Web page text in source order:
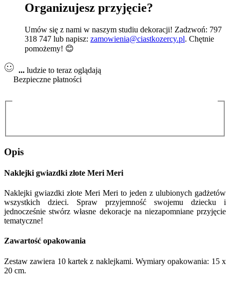
Organizujesz przyjęcie?
Umów się z nami w naszym studiu dekoracji! Zadzwoń: 797
318 747 lub napisz: zamowienia@ciastkozercy.pl. Chętnie
pomożemy! 😊
... ludzie to teraz oglądają
Bezpieczne płatności
Opis
Naklejki gwiazdki złote Meri Meri
Naklejki gwiazdki złote Meri Meri to jeden z ulubionych gadżetów
wszystkich dzieci. Spraw przyjemność swojemu dziecku i
jednocześnie stwórz własne dekoracje na niezapomniane przyjęcie
tematyczne!
Zawartość opakowania
Zestaw zawiera 10 kartek z naklejkami. Wymiary opakowania: 15 x
20 cm.